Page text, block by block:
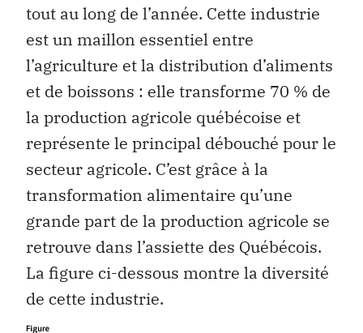
tout au long de l’année. Cette industrie
est un maillon essentiel entre
l’agriculture et la distribution d’aliments
et de boissons : elle transforme 70 % de
la production agricole québécoise et
représente le principal débouché pour le
secteur agricole. C’est grâce à la
transformation alimentaire qu’une
grande part de la production agricole se
retrouve dans l’assiette des Québécois.
La figure ci-dessous montre la diversité
de cette industrie.